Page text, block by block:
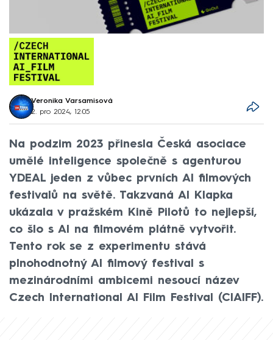
Veronika Varsamisová
2. pro 2024, 12:05
Na podzim 2023 přinesla Česká asociace
umělé inteligence společně s agenturou
YDEAL jeden z vůbec prvních AI filmových
festivalů na světě. Takzvaná AI Klapka
ukázala v pražském Kině Pilotů to nejlepší,
co šlo s AI na filmovém plátně vytvořit.
Tento rok se z experimentu stává
plnohodnotný AI filmový festival s
mezinárodními ambicemi nesoucí název
Czech International AI Film Festival (CIAIFF).